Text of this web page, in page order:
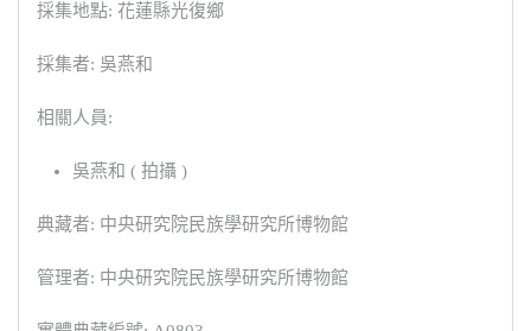
採集地點: 花蓮縣光復鄉
採集者: 吳燕和
相關人員:
吳燕和 ( 拍攝 )
典藏者: 中央研究院民族學研究所博物館
管理者: 中央研究院民族學研究所博物館